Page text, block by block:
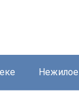
Нежилое